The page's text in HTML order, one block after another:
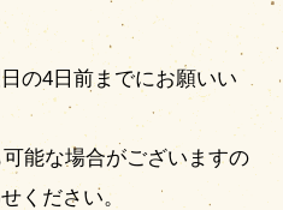
の4日前までにお願いい
能な場合がございますの
ください。